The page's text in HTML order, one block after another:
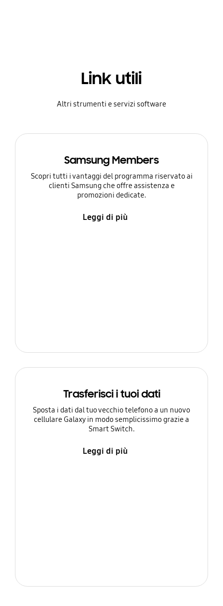
Link utili
Altri strumenti e servizi software
Samsung Members
Scopri tutti i vantaggi del programma riservato ai
clienti Samsung che offre assistenza e
promozioni dedicate.
Leggi di più
Trasferisci i tuoi dati
Sposta i dati dal tuo vecchio telefono a un nuovo
cellulare Galaxy in modo semplicissimo grazie a
Smart Switch.
Leggi di più